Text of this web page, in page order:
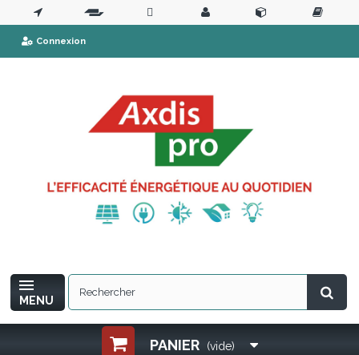
Connexion
PANIER (vide)
MENU